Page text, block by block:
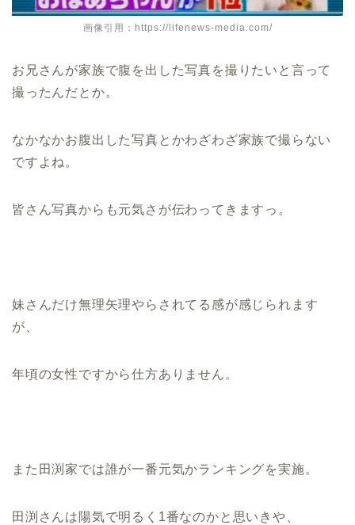
画像引用：https://lifenews-media.com/
お兄さんが家族で腹を出した写真を撮りたいと言って
撮ったんだとか。
なかなかお腹出した写真とかわざわざ家族で撮らない
ですよね。
皆さん写真からも元気さが伝わってきますっ。
妹さんだけ無理矢理やらされてる感が感じられます
が、
年頃の女性ですから仕方ありません。
また田渕家では誰が一番元気かランキングを実施。
田渕さんは陽気で明るく1番なのかと思いきや、